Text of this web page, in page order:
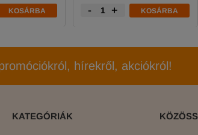
KOSÁRBA - + KOSÁRBA
hírekről, akciókról!
KATEGÓRIÁK